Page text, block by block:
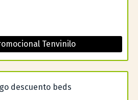
Tenvinilo